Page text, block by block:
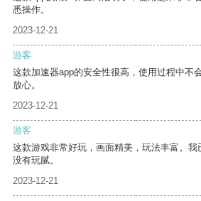
悉操作。
2023-12-21
游客
这款加速器app的安全性很高，使用过程中不
放心。
2023-12-21
游客
这款游戏非常好玩，画面精美，玩法丰富。
没有玩腻。
2023-12-21